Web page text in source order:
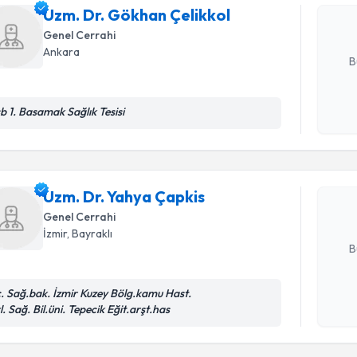
Uzm. Dr. Gökhan Çelikkol
Genel Cerrahi
Ankara
1. Basamak Sağlık Tesisi
Uzm. Dr. Yahya Çapkis
Genel Cerrahi
İzmir, Bayraklı
Sağ.bak. İzmir Kuzey Bölg.kamu Hast.
Sağ. Bil.üni. Tepecik Eğit.arşt.has
Randevu